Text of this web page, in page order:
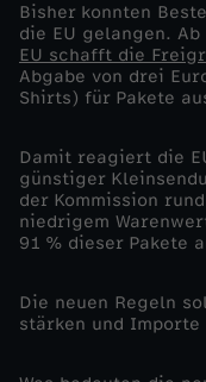
s
ä
n
d
e
r
t
Bisher konnten
die EU gelangen.
EU schafft die
Abgabe von drei
Shirts) für Pakete
Damit reagiert die
günstiger
der Kommission
niedrigem
91 % dieser Pakete
Die neuen Regeln
stärken und